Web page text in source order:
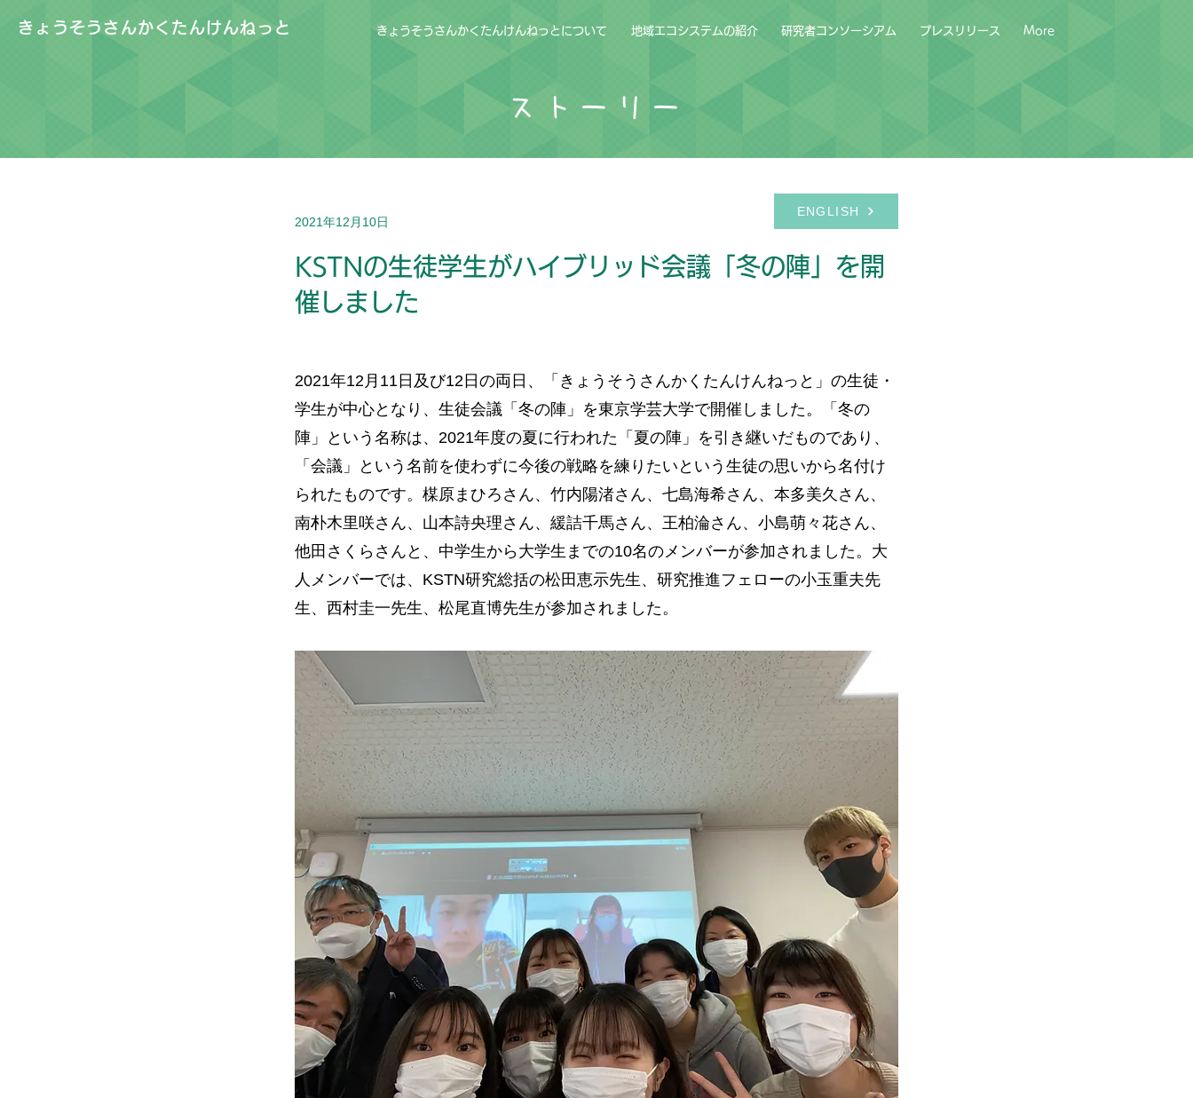
きょうそうさんかくたんけんねっと きょうそうさんかくたんけんねっとについて 地域エコシステムの紹介 研究者コンソーシアム プレスリリース More
ストーリー
2021年12月10日
ENGLISH
KSTNの生徒学生がハイブリッド会議「冬の陣」を開
催しました
2021年12月11日及び12日の両日、「きょうそうさんかくたんけんねっと」の生徒・
学生が中心となり、生徒会議「冬の陣」を東京学芸大学で開催しました。「冬の
陣」という名称は、2021年度の夏に行われた「夏の陣」を引き継いだものであり、
「会議」という名前を使わずに今後の戦略を練りたいという生徒の思いから名付け
られたものです。楳原まひろさん、竹内陽渚さん、七島海希さん、本多美久さん、
南朴⽊⾥咲さん、山本詩央理さん、緩詰千馬さん、王柏淪さん、小島萌々花さん、
他田さくらさんと、中学生から大学生までの10名のメンバーが参加されました。大
人メンバーでは、KSTN研究総括の松田恵示先生、研究推進フェローの小玉重夫先
生、西村圭一先生、松尾直博先生が参加されました。